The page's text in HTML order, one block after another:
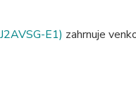
E1) zahrnuje